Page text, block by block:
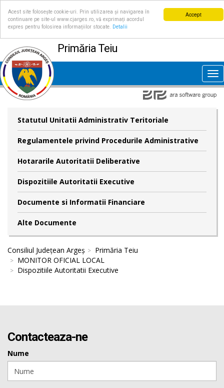
Accept
Acest site folosește cookie-uri. Prin utilizarea și navigarea în
continuare pe site-ul www.cjarges.ro, vă exprimați acordul
expres pentru folosirea informațiilor stocate.
Detalii
Primăria Teiu
Statutul Unitatii Administrativ Teritoriale
Regulamentele privind Procedurile Administrative
Hotararile Autoritatii Deliberative
Dispozitiile Autoritatii Executive
Documente si Informatii Financiare
Alte Documente
Consiliul Județean Argeș
Primăria Teiu
MONITOR OFICIAL LOCAL
Dispozitiile Autoritatii Executive
Contacteaza-ne
Nume